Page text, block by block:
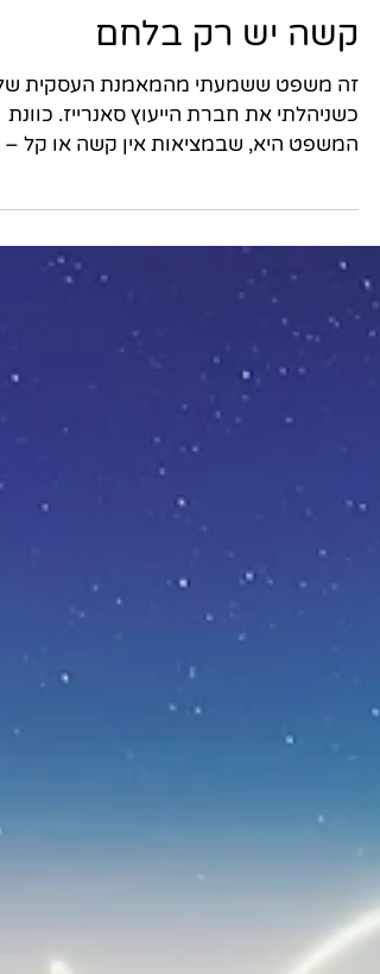
קשה יש רק בלחם
זה משפט ששמעתי מהמאמנת העסקית
כשניהלתי את חברת הייעוץ סאנרייז. כוונת
המשפט היא, שבמציאות אין קשה או קל –
הכל עניין של איך אנחנו...